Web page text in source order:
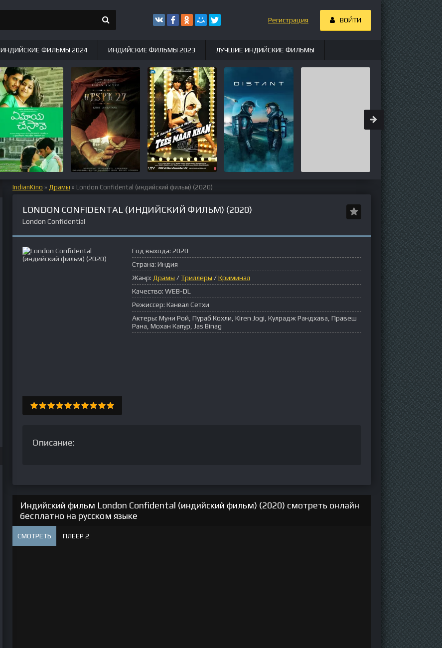
IndianKino » Драмы » London Confidental (индийский фильм) (2020)
LONDON CONFIDENTAL (ИНДИЙСКИЙ ФИЛЬМ) (2020)
London Confidential
Год выхода: 2020
Страна: Индия
Жанр: Драмы /Триллеры /Криминал
Качество: WEB-DL
Режиссер: Канвал Сетхи
Актеры: Муни Рой, Пураб Кохли, Kiren Jogi, Кулрадж Рандхава, Правеш
Рана, Мохан Капур, Jas Binag
Описание:
Индийский фильм London Confidental (индийский фильм) (2020) смотреть онлайн
бесплатно на русском языке
СМОТРЕТЬ ПЛЕЕР 2
Регистрация ВОЙТИ
ИНДИЙСКИЕ ФИЛЬМЫ 2024 ИНДИЙСКИЕ ФИЛЬМЫ 2023 ЛУЧШИЕ ИНДИЙСКИЕ ФИЛЬМЫ